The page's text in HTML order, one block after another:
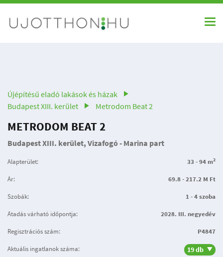
Újépítésű eladó lakások és házak
Budapest XIII. kerület
Metrodom Beat 2
METRODOM BEAT 2
Budapest XIII. kerület, Vizafogó - Marina part
Alapterület: 33 - 94 m2
Ár: 69.8 - 217.2 M Ft
Szobák: 1 - 4 szoba
Átadás várható időpontja: 2028. III. negyedév
Regisztrációs szám: P4847
Aktuális ingatlanok száma: 19 db